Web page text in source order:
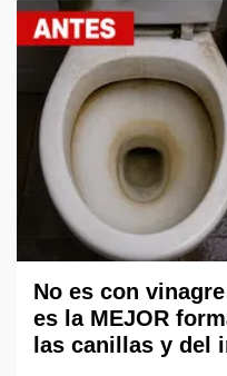
No es con
es la MEJOR
las canillas y del